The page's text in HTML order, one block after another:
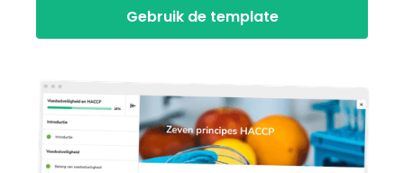
Gebruik de template